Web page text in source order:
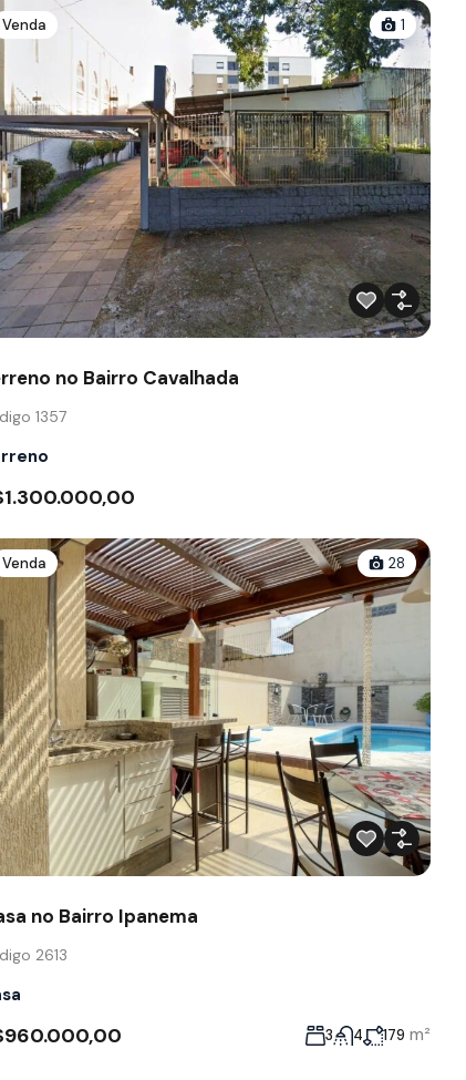
Venda 1
no Bairro Cavalhada
1357
Venda 28
no Bairro Ipanema
2613
3 4 179 m²